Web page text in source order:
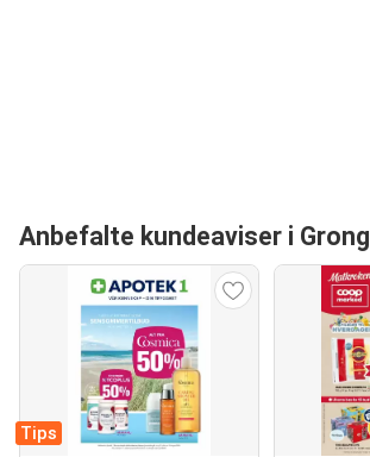
Anbefalte kundeaviser i Grong
Tips